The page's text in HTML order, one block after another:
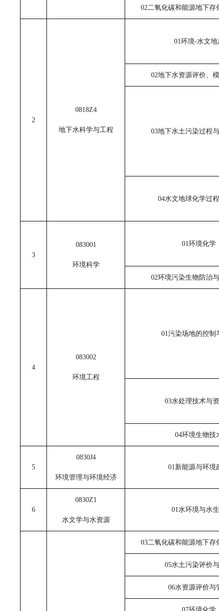
02二氧化碳和能源地下存
2
0818Z4
地下水科学与工程
01环境-水文地
02地下水资源评价、
03地下水土污染过程
04水文地球化学过
3
083001
环境科学
01环境化学
02环境污染生物防治
4
083002
环境工程
01污染场地的控制
03水处理技术与
04环境生物技
5
0830J4
环境管理与环境经济
01新能源与环境
6
0830Z1
水文学与水资源
01水环境与水
03二氧化碳和能源地下存
05水土污染评价
06水资源评价与